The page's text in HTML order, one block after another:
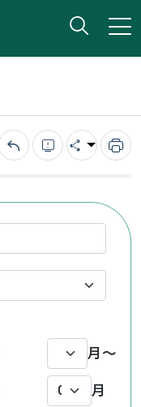
打開
小版
回上一頁錯誤回報
分享 列
月～
月